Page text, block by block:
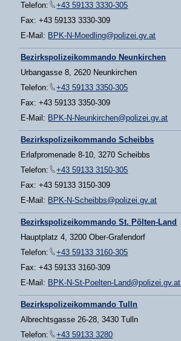
Telefon:
+43 59133 3330-305
Fax: +43 59133 3330-309
E-Mail: BPK-N-Moedling@polizei.gv.at
Bezirkspolizeikommando Neunkirchen
Urbangasse 8, 2620 Neunkirchen
Telefon:
+43 59133 3350-305
Fax: +43 59133 3350-309
E-Mail: BPK-N-Neunkirchen@polizei.gv.at
Bezirkspolizeikommando Scheibbs
Erlafpromenade 8-10, 3270 Scheibbs
Telefon:
+43 59133 3150-305
Fax: +43 59133 3150-309
E-Mail: BPK-N-Scheibbs@polizei.gv.at
Bezirkspolizeikommando St. Pölten-Land
Hauptplatz 4, 3200 Ober-Grafendorf
Telefon:
+43 59133 3160-305
Fax: +43 59133 3160-309
E-Mail: BPK-N-St-Poelten-Land@polizei.gv.at
Bezirkspolizeikommando Tulln
Albrechtsgasse 26-28, 3430 Tulln
Telefon:
+43 59133 3280